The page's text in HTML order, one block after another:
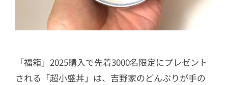
「福箱」2025購入で先着3000名限定にプレゼント
される「超小盛丼」は、吉野家のどんぶりが手の